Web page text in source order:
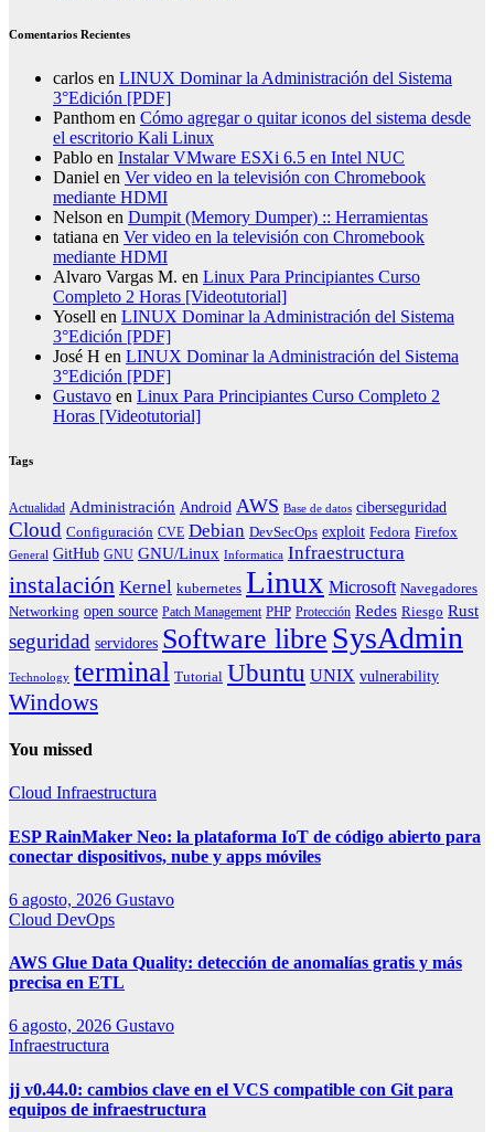
Comentarios Recientes
carlos en LINUX Dominar la Administración del Sistema
3°Edición [PDF]
Panthom en Cómo agregar o quitar iconos del sistema desde
el escritorio Kali Linux
Pablo en Instalar VMware ESXi 6.5 en Intel NUC
Daniel en Ver video en la televisión con Chromebook
mediante HDMI
Nelson en Dumpit (Memory Dumper) :: Herramientas
tatiana en Ver video en la televisión con Chromebook
mediante HDMI
Alvaro Vargas M. en Linux Para Principiantes Curso
Completo 2 Horas [Videotutorial]
Yosell en LINUX Dominar la Administración del Sistema
3°Edición [PDF]
José H en LINUX Dominar la Administración del Sistema
3°Edición [PDF]
Gustavo en Linux Para Principiantes Curso Completo 2
Horas [Videotutorial]
Tags
Actualidad Administración Android AWS Base de datos ciberseguridad
Cloud Configuración CVE Debian DevSecOps exploit Fedora Firefox
General GitHub GNU GNU/Linux Informatica Infraestructura
instalación Kernel kubernetes Linux Microsoft Navegadores
Networking open source Patch Management PHP Protección Redes Riesgo Rust
seguridad servidores Software libre SysAdmin
Technology terminal Tutorial Ubuntu UNIX vulnerability
Windows
You missed
Cloud Infraestructura
ESP RainMaker Neo: la plataforma IoT de código abierto para
conectar dispositivos, nube y apps móviles
6 agosto, 2026 Gustavo
Cloud DevOps
AWS Glue Data Quality: detección de anomalías gratis y más
precisa en ETL
6 agosto, 2026 Gustavo
Infraestructura
jj v0.44.0: cambios clave en el VCS compatible con Git para
equipos de infraestructura